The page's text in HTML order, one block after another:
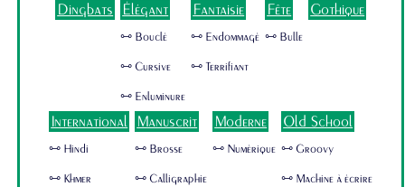
Dingbats Élégant
🜺 Bouclé
🜺 Cursive
🜺 Enluminure
Fantaisie
🜺 Endommagé
🜺 Terrifiant
Fête
🜺 Bulle
Gothique
International
🜺 Hindi
🜺 Khmer
Manuscrit
🜺 Brosse
🜺 Calligraphie
Moderne
🜺 Numérique
Old School
🜺 Groovy
🜺 Machine à écrire